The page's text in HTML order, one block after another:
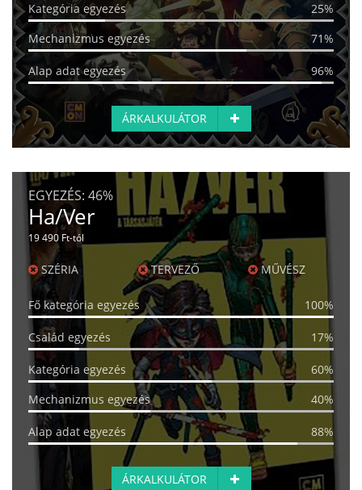
Kategória egyezés
25%
Mechanizmus egyezés
71%
Alap adat egyezés 96%
ÁRKALKULÁTOR
EGYEZÉS: 46%
Ha/Ver
19 490 Ft-tól
SZÉRIA TERVEZŐ MŰVÉSZ
Fő kategória egyezés 100%
Család egyezés 17%
Kategória egyezés
60%
Mechanizmus egyezés
40%
Alap adat egyezés 88%
ÁRKALKULÁTOR